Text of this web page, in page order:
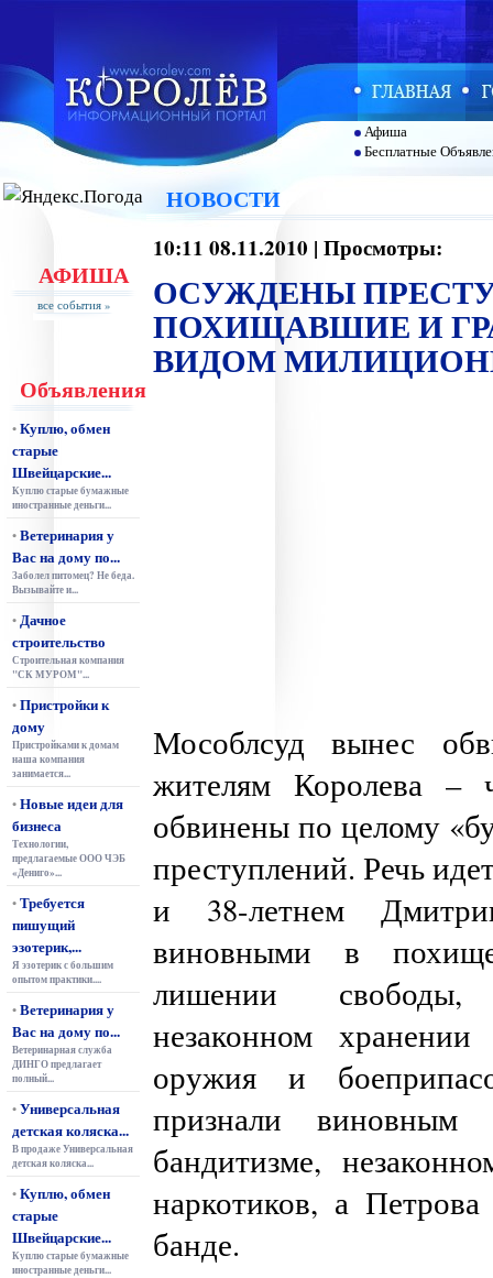
Афиша
Бесплатные
АФИША
все события »
Объявления
•Куплю, обмен
старые
Швейцарские...
Куплю старые бумажные
иностранные деньги...
•Ветеринария у
Вас на дому по...
Заболел питомец? Не беда.
Вызывайте и...
•Дачное
строительство
Строительная компания
"СК МУРОМ"...
•Пристройки к
дому
Пристройками к домам
наша компания
занимается...
•Новые идеи для
бизнеса
Технологии,
предлагаемые ООО ЧЭБ
«Дениго»...
•Требуется
пишущий
эзотерик,...
Я эзотерик с большим
опытом практики....
•Ветеринария у
Вас на дому по...
Ветеринарная служба
ДИНГО предлагает
полный...
•Универсальная
детская коляска...
В продаже Универсальная
детская коляска...
•Куплю, обмен
старые
Швейцарские...
Куплю старые бумажные
иностранные деньги...
НОВОСТИ
10:11 08.11.2010 | Просмотры:
ОСУЖДЕНЫ
ПОХИЩАВШИЕ И
ВИДОМ
Мособлсуд вынес
жителям Королева –
обвинены по целому
преступлений. Речь
и 38-летнем
виновными в
лишении свободы,
незаконном
оружия и
признали
бандитизме,
наркотиков, а
банде.